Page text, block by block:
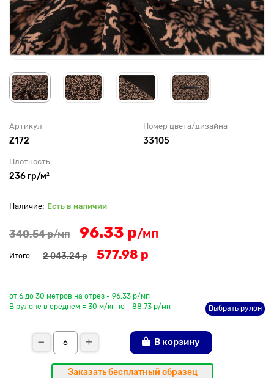
Артикул
Z172
Номер цвета/дизайна
33105
Плотность
236 гр/м²
Есть в наличии
340.54 р/мп 96.33 р/мп
Итого: 2 043.24 р 577.98 р
от 6 до 30 метров на отрез - 96.33 р/мп
В рулоне в среднем = 30 м/кг по - 88.73 р/мп
Выбрать рулон
В корзину
Заказать бесплатный образец